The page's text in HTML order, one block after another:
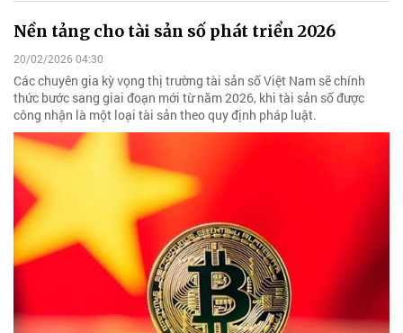
Nền tảng cho tài sản số phát triển 2026
20/02/2026 04:30
Các chuyên gia kỳ vọng thị trường tài sản số Việt Nam sẽ chính
thức bước sang giai đoạn mới từ năm 2026, khi tài sản số được
công nhận là một loại tài sản theo quy định pháp luật.